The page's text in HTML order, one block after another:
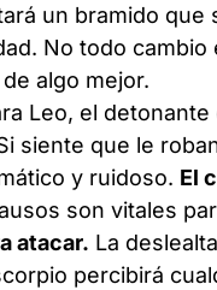
un bramido que
No todo cambio
algo mejor.
Leo, el
siente que le
y ruidoso. El
son vitales
atacar. La
percibirá